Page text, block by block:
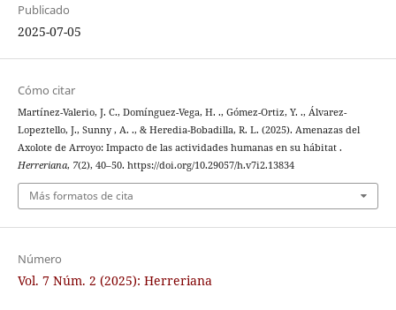
Publicado
2025-07-05
Cómo citar
Martínez-Valerio, J. C., Domínguez-Vega, H. ., Gómez-Ortiz, Y. ., Álvarez-
Lopeztello, J., Sunny , A. ., & Heredia-Bobadilla, R. L. (2025). Amenazas del
Axolote de Arroyo: Impacto de las actividades humanas en su hábitat .
Herreriana, 7(2), 40–50. https://doi.org/10.29057/h.v7i2.13834
Más formatos de cita
Número
Vol. 7 Núm. 2 (2025): Herreriana